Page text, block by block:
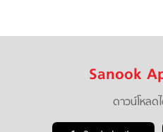
Sanook
ดาวน์โหลด